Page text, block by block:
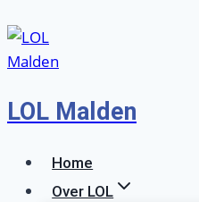
naar
inhoud
LOL Malden
Home
Over LOL